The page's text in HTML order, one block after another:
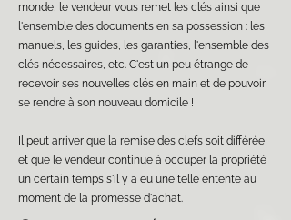
monde, le vendeur vous remet les clés ainsi que
l'ensemble des documents en sa possession : les
manuels, les guides, les garanties, l'ensemble des
clés nécessaires, etc. C'est un peu étrange de
recevoir ses nouvelles clés en main et de pouvoir
se rendre à son nouveau domicile !
Il peut arriver que la remise des clefs soit différée
et que le vendeur continue à occuper la propriété
un certain temps s'il y a eu une telle entente au
moment de la promesse d'achat.